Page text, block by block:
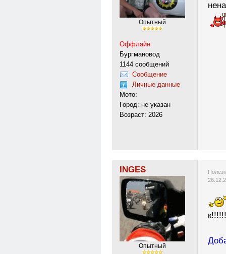
Опытный
Оффлайн
Бургмановод
1144 сообщений
Сообщение
Личные данные
Мото:
Город: не указан
Возраст: 2026
INGES
Опытный